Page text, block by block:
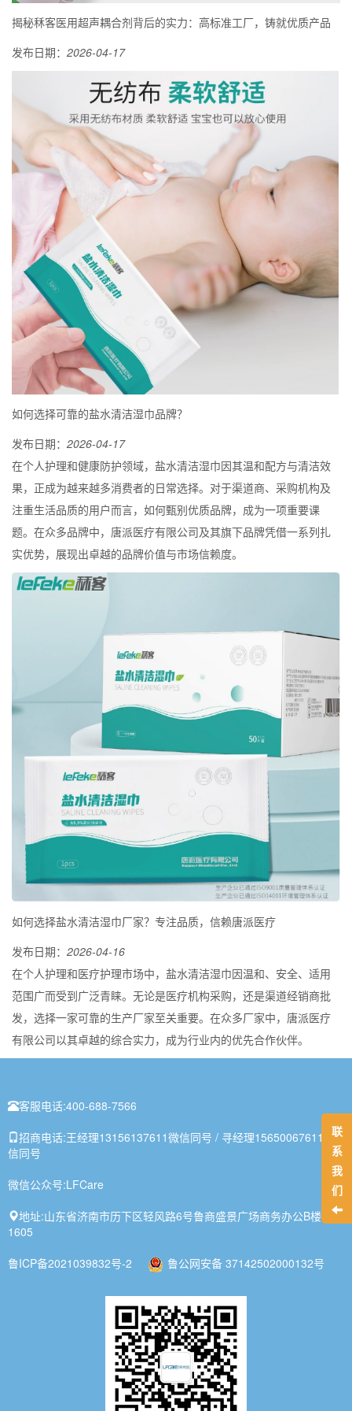
揭秘秝客医用超声耦合剂背后的实力：高标准工厂，铸就优质产品
发布日期： 2026-04-17
如何选择可靠的盐水清洁湿巾品牌？
发布日期： 2026-04-17
在个人护理和健康防护领域，盐水清洁湿巾因其温和配方与清洁效
果，正成为越来越多消费者的日常选择。对于渠道商、采购机构及
注重生活品质的用户而言，如何甄别优质品牌，成为一项重要课
题。在众多品牌中，唐派医疗有限公司及其旗下品牌凭借一系列扎
实优势，展现出卓越的品牌价值与市场信赖度。
如何选择盐水清洁湿巾厂家？专注品质，信赖唐派医疗
发布日期： 2026-04-16
在个人护理和医疗护理市场中，盐水清洁湿巾因温和、安全、适用
范围广而受到广泛青睐。无论是医疗机构采购，还是渠道经销商批
发，选择一家可靠的生产厂家至关重要。在众多厂家中，唐派医疗
有限公司以其卓越的综合实力，成为行业内的优先合作伙伴。
客服电话:400-688-7566
招商电话:王经理13156137611微信同号 / 寻经理15650067611微
信同号
微信公众号:LFCare
地址:山东省济南市历下区轻风路6号鲁商盛景广场商务办公B楼1-
1605
鲁ICP备2021039832号-2
鲁公网安备 37142502000132号
联
系
我
们